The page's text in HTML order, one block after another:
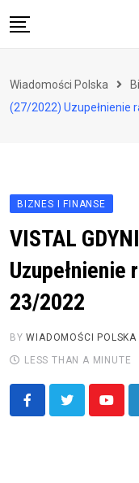
to
Zdrowie i styl życia
Wiadomości Polska
(27/2022) Uzupełnienie
BIZNES I FINANSE
VISTAL
Uzupełnienie
23/2022
BYWIADOMOŚCI POLSKA
LESS THAN A MINUTE